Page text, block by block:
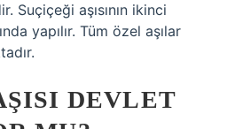
Suçiçeği aşısının ikinci
yapılır. Tüm özel aşılar
DEVLET